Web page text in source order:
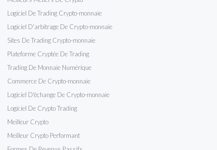
Logiciel De Trading Crypto-monnaie
Logiciel D'arbitrage De Crypto-monnaie
Sites De Trading Crypto-monnaie
Plateforme Cryptée De Trading
Trading De Monnaie Numérique
Commerce De Crypto-monnaie
Logiciel D'échange De Crypto-monnaie
Logiciel De Crypto Trading
Meilleur Crypto
Meilleur Crypto Performant